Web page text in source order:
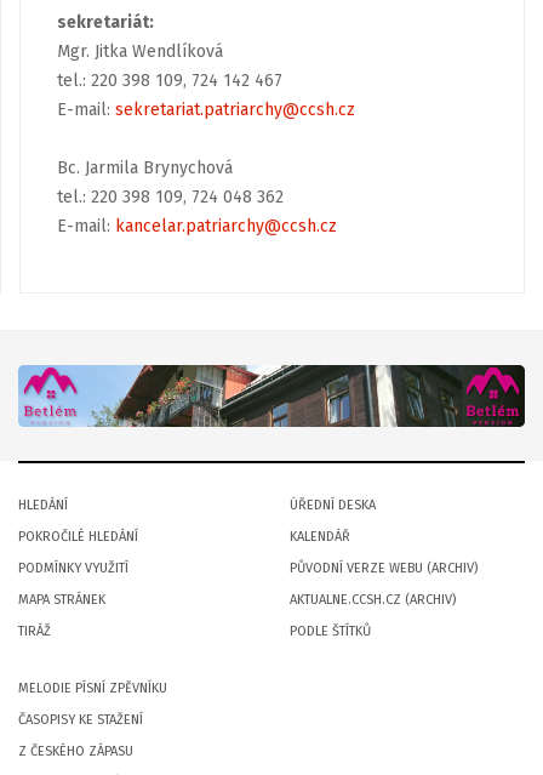
sekretariát:
Mgr. Jitka Wendlíková
tel.: 220 398 109, 724 142 467
E-mail: sekretariat.patriarchy@ccsh.cz
Bc. Jarmila Brynychová
tel.: 220 398 109, 724 048 362
E-mail: kancelar.patriarchy@ccsh.cz
HLEDÁNÍ
POKROČILÉ HLEDÁNÍ
PODMÍNKY VYUŽITÍ
MAPA STRÁNEK
TIRÁŽ
ÚŘEDNÍ DESKA
KALENDÁŘ
PŮVODNÍ VERZE WEBU (ARCHIV)
AKTUALNE.CCSH.CZ (ARCHIV)
PODLE ŠTÍTKŮ
MELODIE PÍSNÍ ZPĚVNÍKU
ČASOPISY KE STAŽENÍ
Z ČESKÉHO ZÁPASU